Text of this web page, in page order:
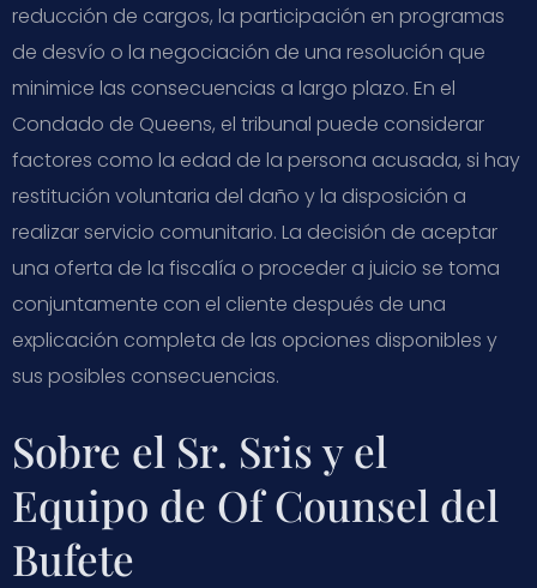
reducción de cargos, la participación en programas
de desvío o la negociación de una resolución que
minimice las consecuencias a largo plazo. En el
Condado de Queens, el tribunal puede considerar
factores como la edad de la persona acusada, si hay
restitución voluntaria del daño y la disposición a
realizar servicio comunitario. La decisión de aceptar
una oferta de la fiscalía o proceder a juicio se toma
conjuntamente con el cliente después de una
explicación completa de las opciones disponibles y
sus posibles consecuencias.
Sobre el Sr. Sris y el
Equipo de Of Counsel del
Bufete